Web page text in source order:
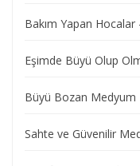
Bakım Yapan Hocalar
Eşimde Büyü Olup
Büyü Bozan Medyum
Sahte ve Güvenilir